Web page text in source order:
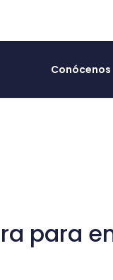
Conócenos
para